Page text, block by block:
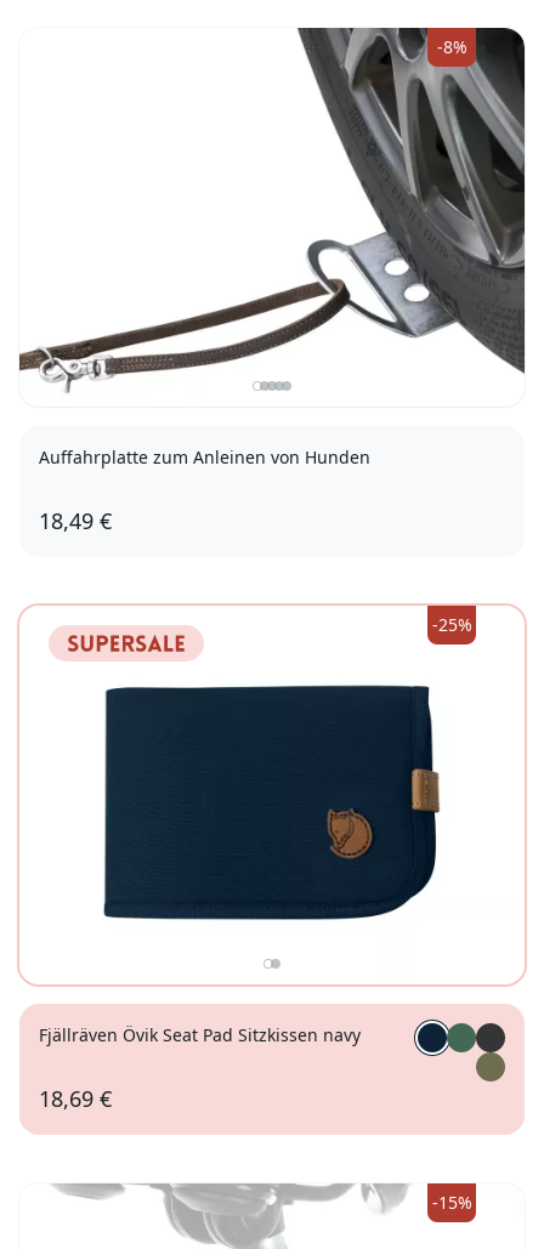
-8%
Auffahrplatte zum Anleinen von Hunden
18,49 €
-25%
Fjällräven Övik Seat Pad Sitzkissen navy
18,69 €
-15%